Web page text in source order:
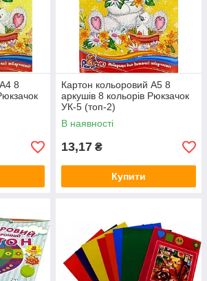
8
Картон кольоровий А5 8
аркушів 8 кольорів Рюкзачок
УК-5 (топ-2)
В наявності
13,17 ₴
Купити